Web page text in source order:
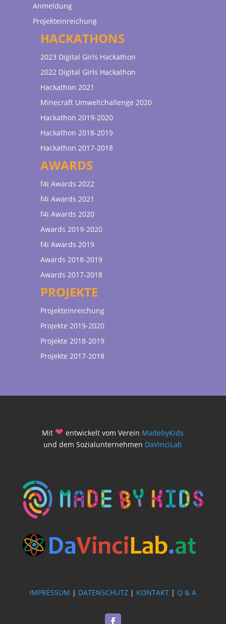
Anmeldung
Projekteinreichung
HACKATHONS
2023 Digital Girls Hackathon
2022 Digital Girls Hackathon
Hackathon 2021
Minecraft Umweltchallenge 2020
Hackathon 2019-2020
Hackathon 2018-2019
Hackathon 2017-2018
AWARDS
f4i Awards 2022
f4i Awards 2021
f4i Awards 2020
Awards 2019-2020
f4i Awards 2019
Awards 2018-2019
Awards 2017-2018
PROJEKTE
Projekteinreichung
Projekte 2019-2020
Projekte 2018-2019
Projekte 2017-2018
Mit ❤ entwickelt vom Verein MadebyKids
und dem Sozialunternehmen DaVinciLab
IMPRESSUM | DATENSCHUTZ | KONTAKT | Q & A